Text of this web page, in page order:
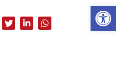
Abrir